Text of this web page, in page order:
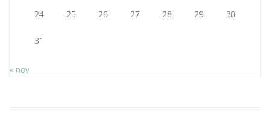
24 25 26 27 28 29 30
31
« nov